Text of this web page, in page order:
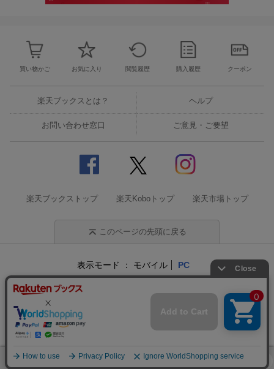
買い物かご お気に入り 閲覧履歴 購入履歴 クーポン
楽天ブックスとは？ ヘルプ
お問い合わせ窓口 ご意見・ご要望
楽天ブックストップ 楽天Koboトップ 楽天市場トップ
このページの先頭に戻る
表示モード モバイル PC
企業情報 個人情報保護方針
特定商取引法に基づく表記